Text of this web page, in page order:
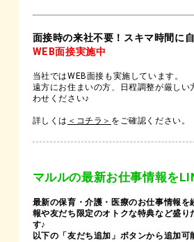
面接時の来社不要！スキマ時間に
WEB面接実施中
当社ではWEB面接も実施しています。
遠方にお住まいの方、日程調整が厳しい
わせください♪
詳しくは ＜コチラ＞ をご確認ください。
マルルの最新お仕事情報を
最新の保育・介護・医療のお仕事情報を
報や友だち限定のオトクな特典など盛り
す♪
以下の「友だち追加」ボタンから追加可